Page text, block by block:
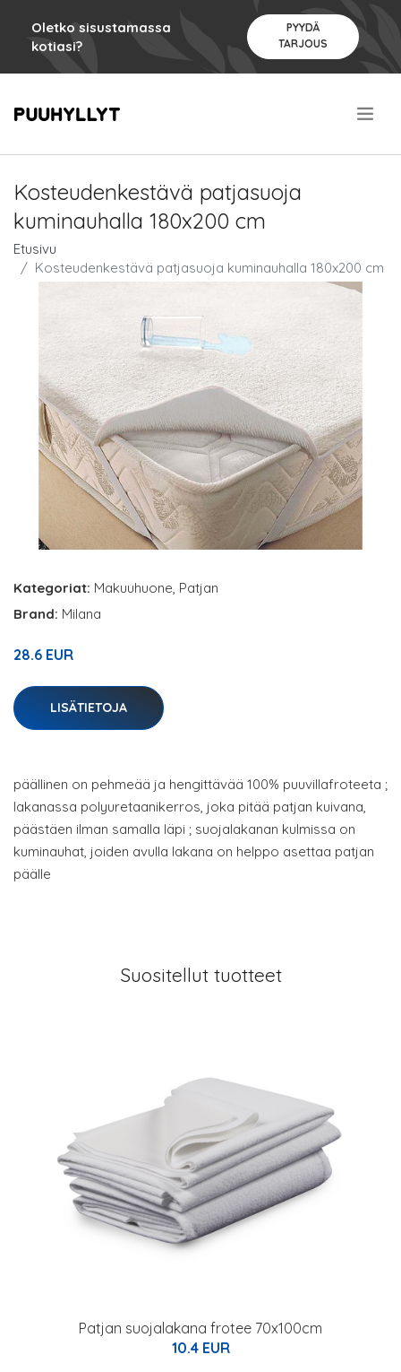
Oletko sisustamassa
kotiasi?
PYYDÄ
TARJOUS
Kosteudenkestävä patjasuoja
kuminauhalla 180x200 cm
Etusivu
Kosteudenkestävä patjasuoja kuminauhalla 180x200 cm
Kategoriat: Makuuhuone Patjan
Brand: Milana
28.6 EUR
LISÄTIETOJA
päällinen on pehmeää ja hengittävää 100% puuvillafroteeta ;
lakanassa polyuretaanikerros, joka pitää patjan kuivana,
päästäen ilman samalla läpi ; suojalakanan kulmissa on
kuminauhat, joiden avulla lakana on helppo asettaa patjan
päälle
Suositellut tuotteet
Patjan suojalakana frotee 70x100cm
10.4 EUR